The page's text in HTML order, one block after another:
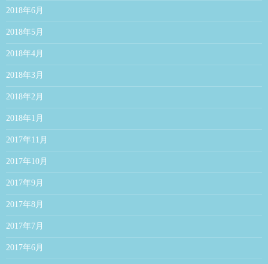
2018年6月
2018年5月
2018年4月
2018年3月
2018年2月
2018年1月
2017年11月
2017年10月
2017年9月
2017年8月
2017年7月
2017年6月